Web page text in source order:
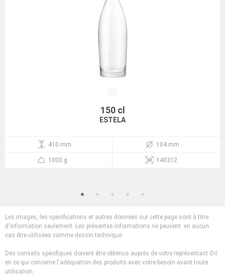
150 cl
ESTELA
410 mm 104 mm
1000 g 140312
Les images, les spécifications et autres données sur cette page sont à titre
d'information seulement. Les présentes informations ne peuvent en aucun
cas être utilisées comme dessin technique.
Des conseils spécifiques doivent être obtenus auprès de votre représentant O-I
en ce qui concerne l'adéquation des produits avec votre besoin avant toute
utilisation.